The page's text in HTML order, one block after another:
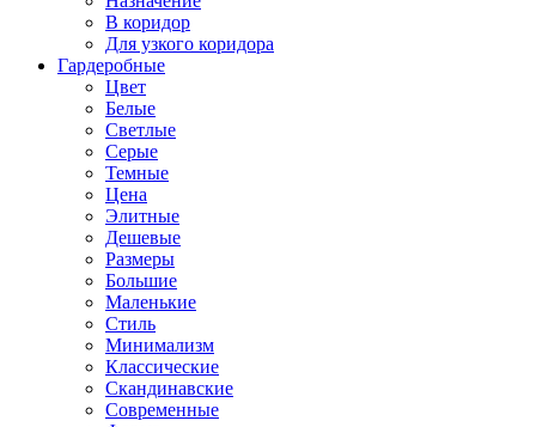
В коридор
Для узкого коридора
Гардеробные
Цвет
Белые
Светлые
Серые
Темные
Цена
Элитные
Дешевые
Размеры
Большие
Маленькие
Стиль
Минимализм
Классические
Скандинавские
Современные